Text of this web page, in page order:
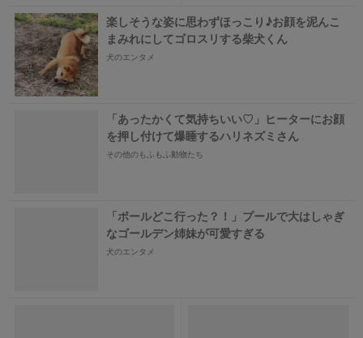
楽しそうな姿に思わずほっこり♪お顔を泥んこ
まみれにしてゴロスリする柴犬くん
犬のエンタメ
「あったかくて気持ちいい♡」ヒーターにお顔
を押し付けて爆睡するハリネズミさん
その他のもふもふ動物たち
「ボールどこ行った？！」プールで大はしゃぎ
なゴールデン姉妹が可愛すぎる
犬のエンタメ